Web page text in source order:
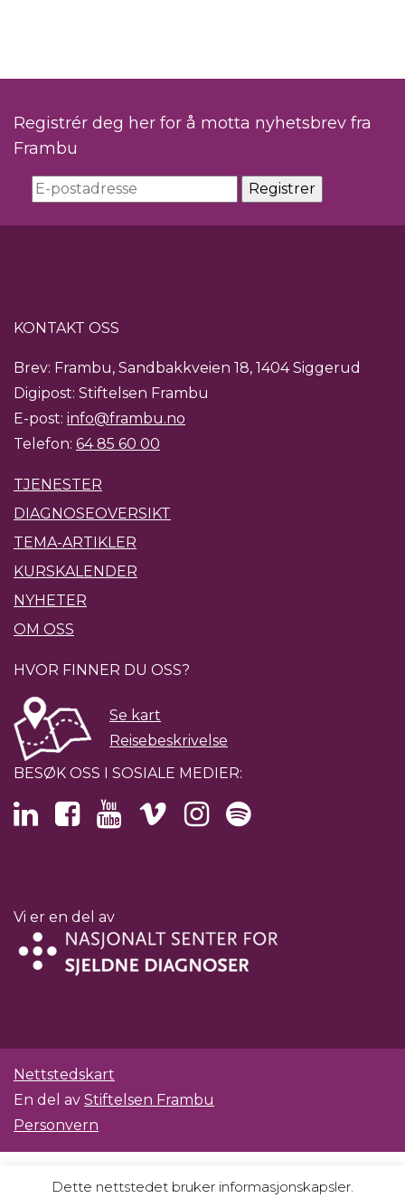
Registrér deg her for å motta nyhetsbrev fra
Frambu
KONTAKT OSS
Brev: Frambu, Sandbakkveien 18, 1404 Siggerud
Digipost: Stiftelsen Frambu
E-post: info@frambu.no
Telefon: 64 85 60 00
TJENESTER
DIAGNOSEOVERSIKT
TEMA-ARTIKLER
KURSKALENDER
NYHETER
OM OSS
HVOR FINNER DU OSS?
Se kart
Reisebeskrivelse
BESØK OSS I SOSIALE MEDIER:
Vi er en del av
Nettstedskart
En del av Stiftelsen Frambu
Personvern
Dette nettstedet bruker informasjonskapsler.